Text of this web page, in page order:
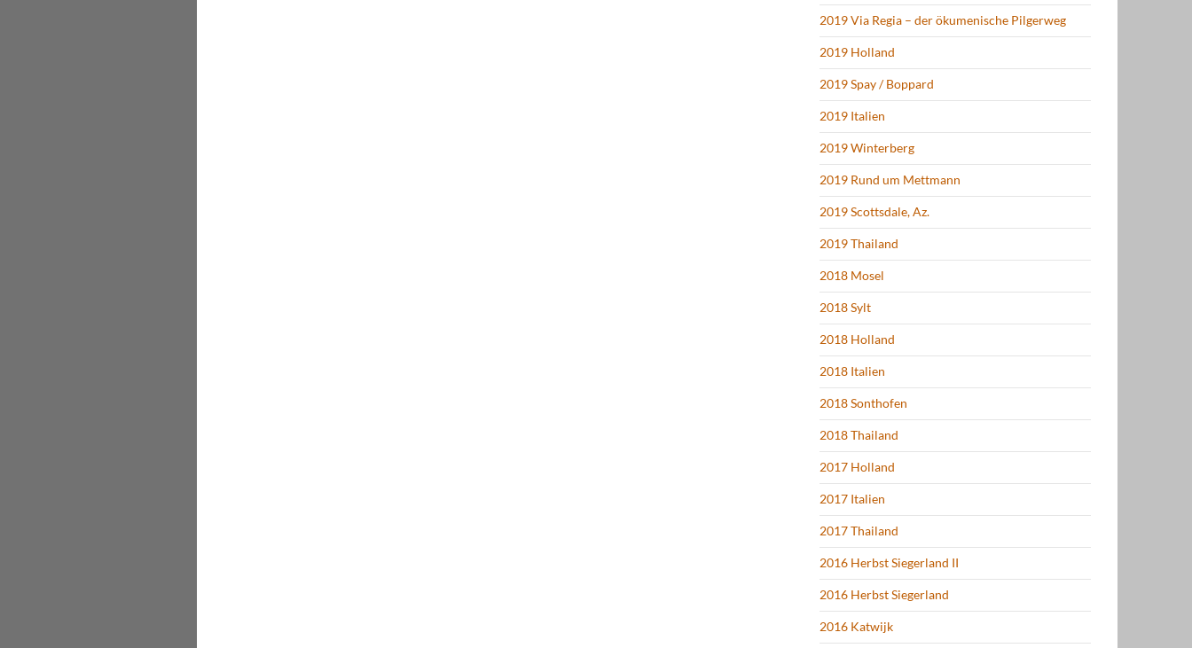
2019 Via Regia – der ökumenische Pilgerweg
2019 Holland
2019 Spay / Boppard
2019 Italien
2019 Winterberg
2019 Rund um Mettmann
2019 Scottsdale, Az.
2019 Thailand
2018 Mosel
2018 Sylt
2018 Holland
2018 Italien
2018 Sonthofen
2018 Thailand
2017 Holland
2017 Italien
2017 Thailand
2016 Herbst Siegerland II
2016 Herbst Siegerland
2016 Katwijk